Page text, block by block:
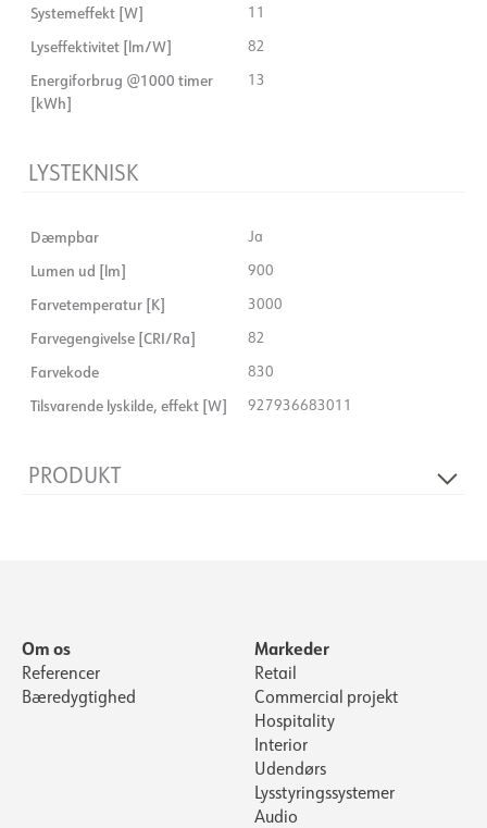
Systemeffekt [W] 11
Lyseffektivitet [lm/W] 82
Energiforbrug @1000 timer
[kWh]
13
LYSTEKNISK
Dæmpbar Ja
Lumen ud [lm] 900
Farvetemperatur [K] 3000
Farvegengivelse [CRI/Ra] 82
Farvekode 830
Tilsvarende lyskilde, effekt [W] 927936683011
PRODUKT
Om os
Referencer
Bæredygtighed
Markeder
Retail
Commercial projekt
Hospitality
Interior
Udendørs
Lysstyringssystemer
Audio